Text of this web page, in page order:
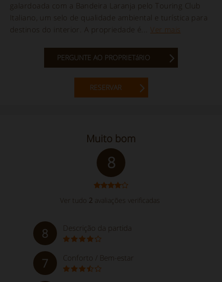
galardoada com a Bandeira Laranja pelo Touring Club
Italiano, um selo de qualidade ambiental e turística para
destinos do interior. A propriedade é... Ver mais
PERGUNTE AO PROPRIETáRIO
RESERVAR
8
Muito bom
Ver tudo 2 avaliações verificadas
8 Descrição da partida
7 Conforto / Bem-estar